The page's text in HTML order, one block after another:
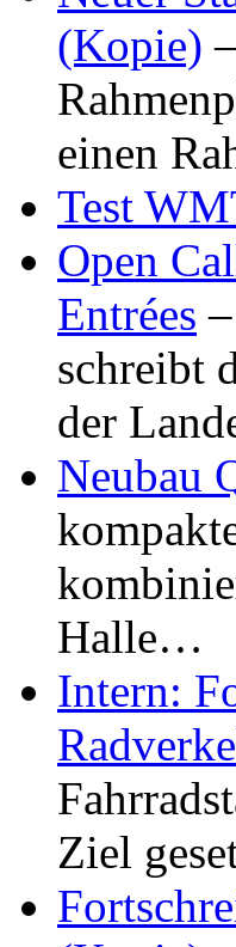
(Kopie)
einen
Test
Open
Entrées
schreibt
der
Neubau
Halle…
Intern:
Ziel